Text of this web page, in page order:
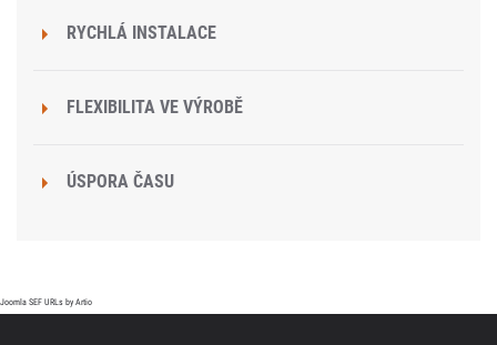
RYCHLÁ INSTALACE
FLEXIBILITA VE VÝROBĚ
ÚSPORA ČASU
Joomla SEF URLs by Artio